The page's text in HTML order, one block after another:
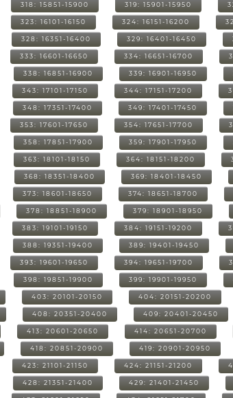
318: 15851-15900 319: 15901-15950
323: 16101-16150 324: 16151-16200
328: 16351-16400 329: 16401-16450
333: 16601-16650 334: 16651-16700
338: 16851-16900 339: 16901-16950
343: 17101-17150 344: 17151-17200
348: 17351-17400 349: 17401-17450
353: 17601-17650 354: 17651-17700
358: 17851-17900 359: 17901-17950
363: 18101-18150 364: 18151-18200
368: 18351-18400 369: 18401-18450
373: 18601-18650 374: 18651-18700
378: 18851-18900 379: 18901-18950
383: 19101-19150 384: 19151-19200
388: 19351-19400 389: 19401-19450
393: 19601-19650 394: 19651-19700
398: 19851-19900 399: 19901-19950
403: 20101-20150 404: 20151-20200
408: 20351-20400 409: 20401-20450
413: 20601-20650 414: 20651-20700
418: 20851-20900 419: 20901-20950
423: 21101-21150 424: 21151-21200
428: 21351-21400 429: 21401-21450